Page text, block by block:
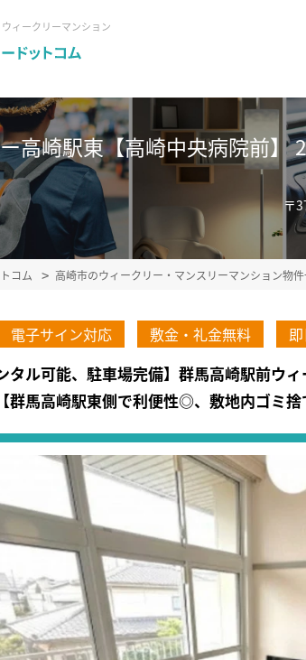
ィークリーマンション
高崎駅東【高崎中央病院前
〒
コム 高崎市のウィークリー・マンスリーマンション物
電子サイン対応 敷金・礼金無料
タル可能、駐車場完備】群馬高崎駅前
群馬高崎駅東側で利便性◎、敷地内ゴミ捨